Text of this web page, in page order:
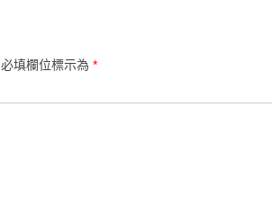
必填欄位標示為 *